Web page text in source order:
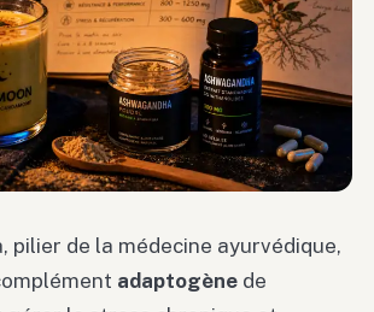
pilier de la médecine ayurvédique,
adaptogène de